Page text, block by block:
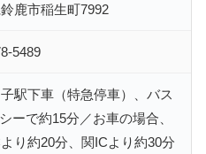
鹿市稲生町7992
5489
駅下車（特急停車）、バス
ーで約15分／お車の場合、
り約20分、関ICより約30分